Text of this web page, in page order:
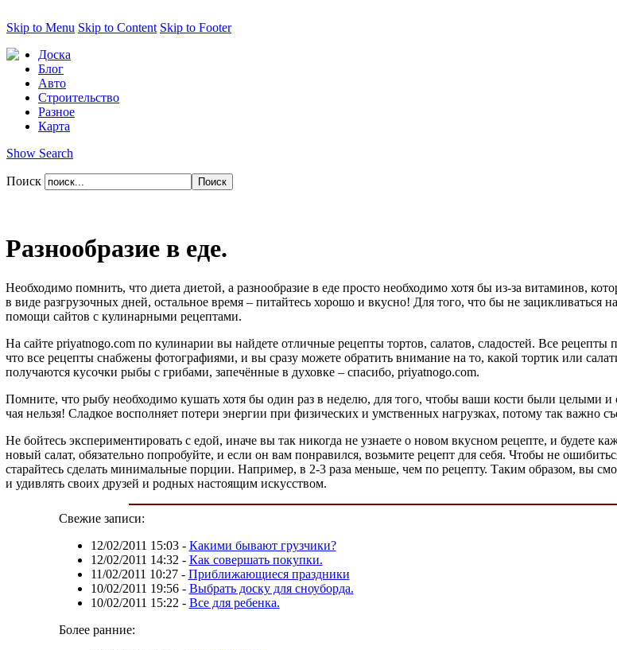
Skip to Menu Skip to Content Skip to Footer
Доска
Блог
Авто
Строительство
Разное
Карта
Show Search
Поиск
Разнообразие в еде.
Необходимо помнить, что диета диетой, а разнообразие в еде просто необходимо хотя бы из-за витаминов,
в виде разгрузочных дней, остальное время – питайтесь хорошо и вкусно! Для того, что бы не
помощи сайтов с кулинарными рецептами.
На сайте priyatnogo.com по кулинарии вы найдете отличные рецепты тортов, салатов, сладостей. Все
что все рецепты снабжены фотографиями, и вы сразу можете обратить внимание на то, какой тортик или
получаются кусочки рыбы с грибами, запечённые в духовке – спасибо, priyatnogo.com.
Помните, что рыбу необходимо кушать хотя бы один раз в неделю, для того, чтобы ваши кости были целыми и
чая нельзя! Сладкое восполняет потери энергии при физических и умственных нагрузках, потому так важно
Не бойтесь экспериментировать с едой, иначе вы так никогда не узнаете о новом вкусном рецепте, и
новый салат, обязательно попробуйте, и если он вам понравился, возьмите рецепт для себя. Чтобы не
старайтесь сделать минимальные порции. Например, в 2-3 раза меньше, чем по рецепту. Таким образом, вы
и удивлять своих друзей и родных настоящим искусством.
Свежие записи:
12/02/2011 15:03- Какими бывают грузчики?
12/02/2011 14:32 - Как совершать покупки.
11/02/2011 10:27- Приближающиеся праздники
10/02/2011 19:56- Выбрать доску для сноуборда.
10/02/2011 15:22 - Все для ребенка.
Более ранние: